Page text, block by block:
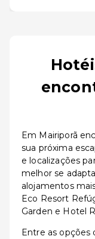
Em Mairiporã
sua próxima
e localizações
melhor se
alojamentos
Eco Resort
Garden e Hotel
Entre as opções